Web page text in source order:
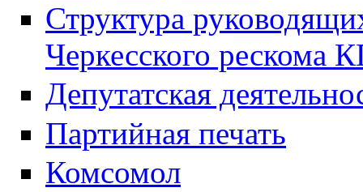
Структура
Черкесского рескома
Депутатская
Партийная печать
Комсомол